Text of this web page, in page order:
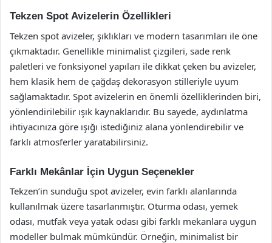
Tekzen Spot Avizelerin Özellikleri
Tekzen spot avizeler, şıklıkları ve modern tasarımları ile öne
çıkmaktadır. Genellikle minimalist çizgileri, sade renk
paletleri ve fonksiyonel yapıları ile dikkat çeken bu avizeler,
hem klasik hem de çağdaş dekorasyon stilleriyle uyum
sağlamaktadır. Spot avizelerin en önemli özelliklerinden biri,
yönlendirilebilir ışık kaynaklarıdır. Bu sayede, aydınlatma
ihtiyacınıza göre ışığı istediğiniz alana yönlendirebilir ve
farklı atmosferler yaratabilirsiniz.
Farklı Mekânlar İçin Uygun Seçenekler
Tekzen’in sunduğu spot avizeler, evin farklı alanlarında
kullanılmak üzere tasarlanmıştır. Oturma odası, yemek
odası, mutfak veya yatak odası gibi farklı mekanlara uygun
modeller bulmak mümkündür. Örneğin, minimalist bir